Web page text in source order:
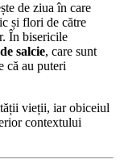
de ziua în care
și flori de către
În bisericile
salcie, care sunt
că au puteri
vieții, iar obiceiul
contextului